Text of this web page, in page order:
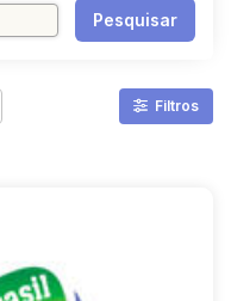
Pesquisar
Filtros